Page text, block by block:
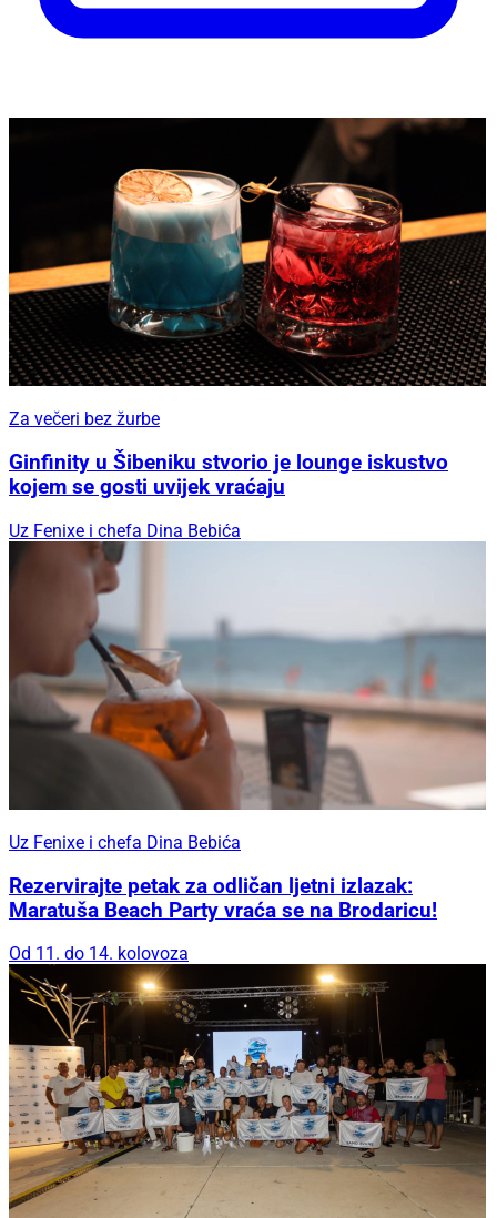
Za večeri bez žurbe
Ginfinity u Šibeniku stvorio je lounge iskustvo
kojem se gosti uvijek vraćaju
Uz Fenixe i chefa Dina Bebića
Uz Fenixe i chefa Dina Bebića
Rezervirajte petak za odličan ljetni izlazak:
Maratuša Beach Party vraća se na Brodaricu!
Od 11. do 14. kolovoza